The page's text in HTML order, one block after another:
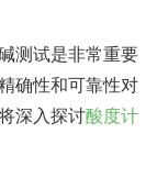
测试是非常重要
确性和可靠性对
深入探讨酸度计